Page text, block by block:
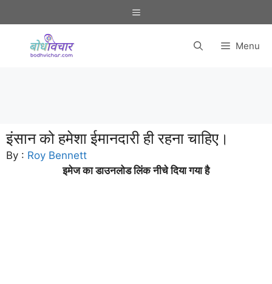
to
Menu
Menu
इंसान को हमेशा ईमानदारी ही रहना चाहिए।
By : Roy Bennett
इमेज का डाउनलोड लिंक नीचे दिया गया है